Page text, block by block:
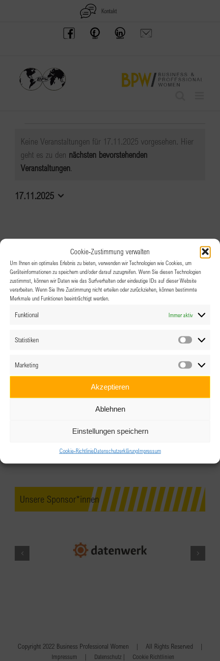
Cookie-Zustimmung verwalten
Um Ihnen ein optimales Erlebnis zu bieten, verwenden wir Technologien wie Cookies, um
Geräteinformationen zu speichern und/oder darauf zuzugreifen. Wenn Sie diesen Technologien
zustimmst, können wir Daten wie das Surfverhalten oder eindeutige IDs auf dieser Website
verarbeiten. Wenn Sie Ihre Zustimmung nicht erteilen oder zurückziehen, können bestimmte
Merkmale und Funktionen beeinträchtigt werden.
Funktional Immer aktiv
Statistiken
Marketing
Akzeptieren
Ablehnen
Einstellungen speichern
Cookie-RichtlinieDatenschutzerklärungImpressum
Kontakt
BPW
Austria
Offenes
Frauennetzwerk
BPW
Gruppe
Anfrage
schicken
Veranstaltungen
für
Hinweis
Keine Veranstaltungen für 17.11.2025 vorgesehen. Hier
geht es zu den nächsten bevorstehenden
Veranstaltungen.
17.11.2025
Unsere Sponsor*innen
Copyright 2022 Business Professional Women | All Rights Reserved |
Impressum | Datenschutz | Cookie Richtlinien